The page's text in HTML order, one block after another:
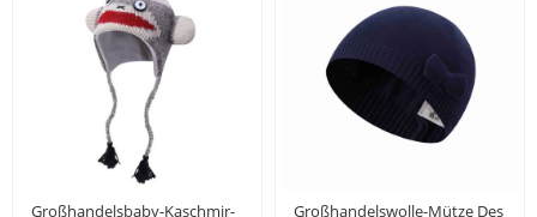
Großhandelsbaby-Kaschmir- Großhandelswolle-Mütze Des